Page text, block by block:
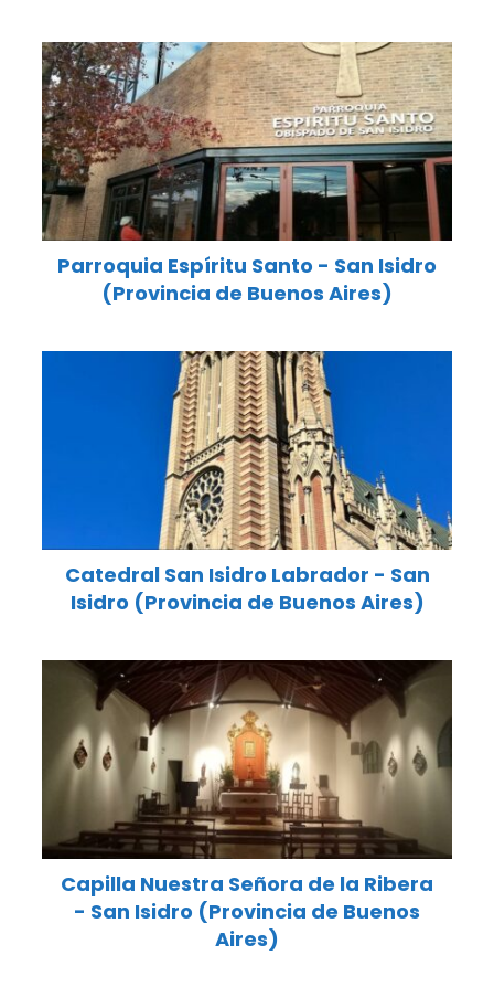
Parroquia Espíritu Santo - San Isidro
(Provincia de Buenos Aires)
Catedral San Isidro Labrador - San
Isidro (Provincia de Buenos Aires)
Capilla Nuestra Señora de la Ribera
- San Isidro (Provincia de Buenos
Aires)